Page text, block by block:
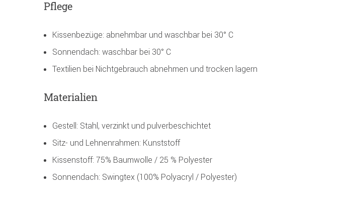
Pflege
Kissenbezüge: abnehmbar und waschbar bei 30° C
Sonnendach: waschbar bei 30° C
Textilien bei Nichtgebrauch abnehmen und trocken lagern
Materialien
Gestell: Stahl, verzinkt und pulverbeschichtet
Sitz- und Lehnenrahmen: Kunststoff
Kissenstoff: 75% Baumwolle / 25 % Polyester
Sonnendach: Swingtex (100% Polyacryl / Polyester)